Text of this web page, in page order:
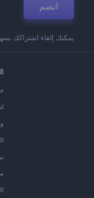
انضم
يمكنك إلغاء اشتراكك